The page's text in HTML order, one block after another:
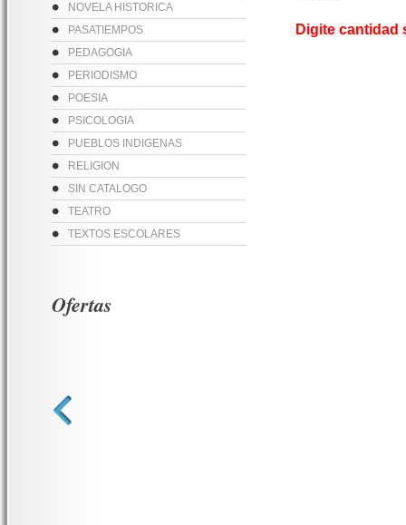
NOVELA HISTORICA
PASATIEMPOS
PEDAGOGIA
PERIODISMO
POESIA
PSICOLOGIA
PUEBLOS INDIGENAS
RELIGION
SIN CATALOGO
TEATRO
TEXTOS ESCOLARES
Digite
Ofertas